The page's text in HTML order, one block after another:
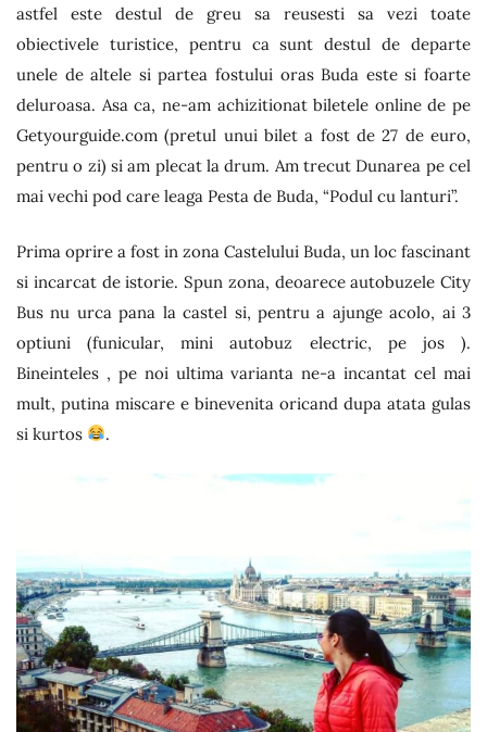
astfel este destul de greu sa reusesti sa vezi toate
obiectivele turistice, pentru ca sunt destul de departe
unele de altele si partea fostului oras Buda este si foarte
deluroasa. Asa ca, ne-am achizitionat biletele online de pe
Getyourguide.com (pretul unui bilet a fost de 27 de euro,
pentru o zi) si am plecat la drum. Am trecut Dunarea pe cel
mai vechi pod care leaga Pesta de Buda, “Podul cu lanturi”.
Prima oprire a fost in zona Castelului Buda, un loc fascinant
si incarcat de istorie. Spun zona, deoarece autobuzele City
Bus nu urca pana la castel si, pentru a ajunge acolo, ai 3
optiuni (funicular, mini autobuz electric, pe jos ).
Bineinteles , pe noi ultima varianta ne-a incantat cel mai
mult, putina miscare e binevenita oricand dupa atata gulas
si kurtos
.